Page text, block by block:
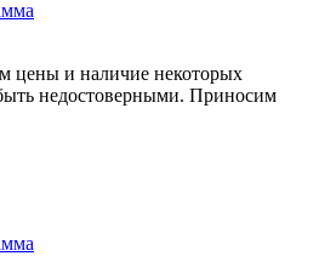
цены и наличие некоторых
недостоверными. Приносим